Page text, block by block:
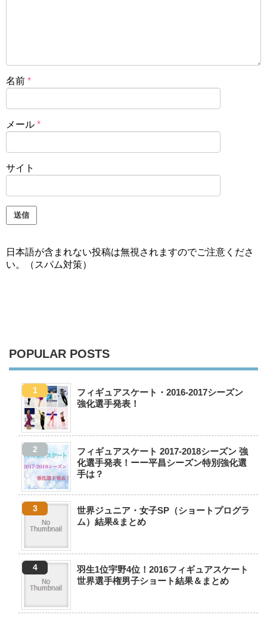
名前 *
メール *
サイト
日本語が含まれない投稿は無視されますのでご注意くださ
い。（スパム対策）
POPULAR POSTS
フィギュアスケート・2016-2017シーズン
強化選手発表！
フィギュアスケート 2017-2018シーズン 強
化選手発表！ーー平昌シーズン特別強化選
手は？
世界ジュニア・女子SP（ショートプログラ
ム）結果&まとめ
羽生1位宇野4位！2016フィギュアスケート
世界選手権男子ショート結果＆まとめ